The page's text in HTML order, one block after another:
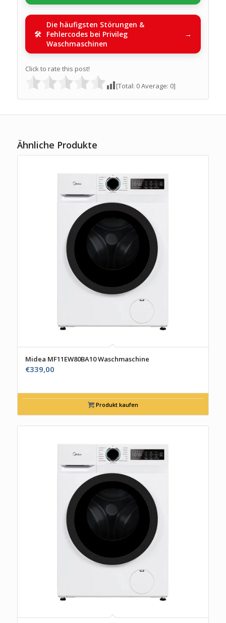
Die häufigsten Störungen &
Fehlercodes bei Privileg
Waschmaschinen
Click to rate this post!
[Total: 0Average: 0]
Ähnliche Produkte
Midea MF11EW80BA10 Waschmaschine
€339,00
Produkt kaufen